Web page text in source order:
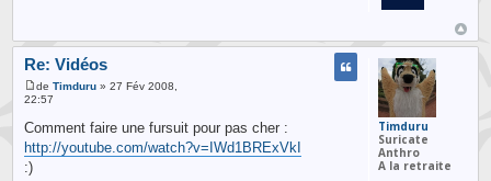
Re: Vidéos
deTimduru » 27 Fév 2008,
22:57
Comment faire une fursuit pour pas cher :
http://youtube.com/watch?v=IWd1BRExVkI
:)
Timduru
Suricate
Anthro
A la retraite